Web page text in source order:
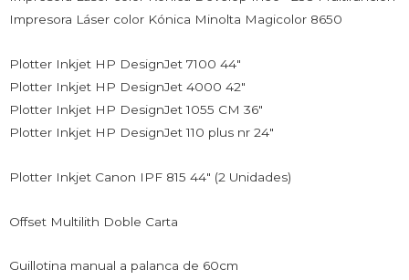
Impresora Láser color Kónica Minolta Magicolor 8650
Plotter Inkjet HP DesignJet 7100 44″
Plotter Inkjet HP DesignJet 4000 42″
Plotter Inkjet HP DesignJet 1055 CM 36″
Plotter Inkjet HP DesignJet 110 plus nr 24″
Plotter Inkjet Canon IPF 815 44″ (2 Unidades)
Offset Multilith Doble Carta
Guillotina manual a palanca de 60cm